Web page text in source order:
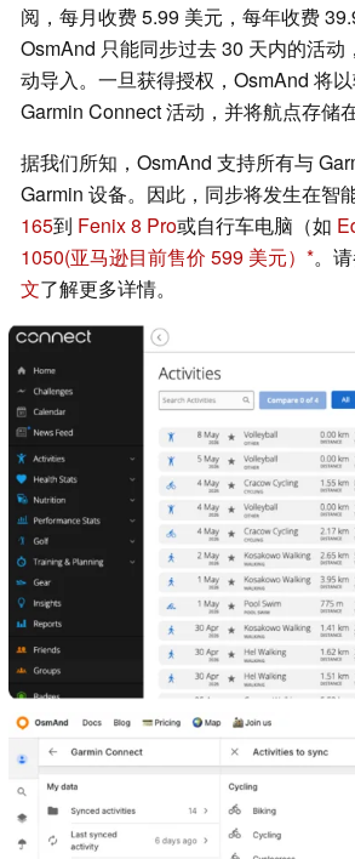
阅，每月收费 5.99 美元，每年收费
OsmAnd 只能同步过去 30 天内的活动
动导入。一旦获得授权，OsmAnd 将
Garmin Connect 活动，并将航点存储
据我们所知，OsmAnd 支持所有与
Garmin 设备。因此，同步将发生在智
165到 Fenix 8 Pro或自行车电脑（如
1050(亚马逊目前售价 599 美元） 。
文了解更多详情。